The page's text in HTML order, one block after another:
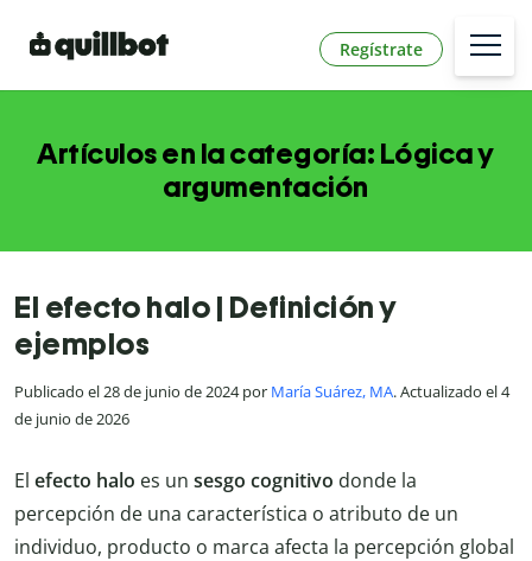
Regístrate
Artículos en la categoría: Lógica y
argumentación
El efecto halo | Definición y
ejemplos
Publicado el 28 de junio de 2024 por María Suárez, MA. Actualizado el 4
de junio de 2026
El efecto halo es un sesgo cognitivo donde la
percepción de una característica o atributo de un
individuo, producto o marca afecta la percepción global